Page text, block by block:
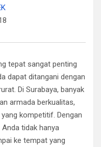
tepat sangat penting
dapat ditangani dengan
Di Surabaya, banyak
armada berkualitas,
kompetitif. Dengan
tidak hanya
ke tempat yang